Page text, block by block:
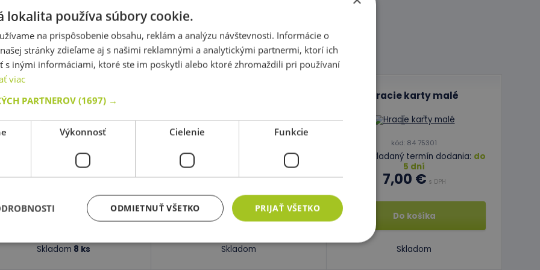
Skladom
produkty
Biely skicár A3
cena!
termín dodania:
13,00 €
Do košíka
Skladom 8 ks
Predpokladaný termín dodania:do
2,50 €
Do košíka
Skladom
Hracie karty malé
kód: 84 75301
Predpokladaný termín dodania: do
5 dní
7,00 € s DPH
Do košíka
Skladom
lokalita používa súbory cookie.
na prispôsobenie obsahu, reklám a analýzu návštevnosti. Informácie o
stránky zdieľame aj s našimi reklamnými a analytickými partnermi, ktorí ich
s inými informáciami, ktoré ste im poskytli alebo ktoré zhromaždili pri používaní
viac
PARTNEROV(1697) →
Výkonnosť Cielenie Funkcie
PRIJAŤ VŠETKO
ODMIETNUŤ VŠETKO